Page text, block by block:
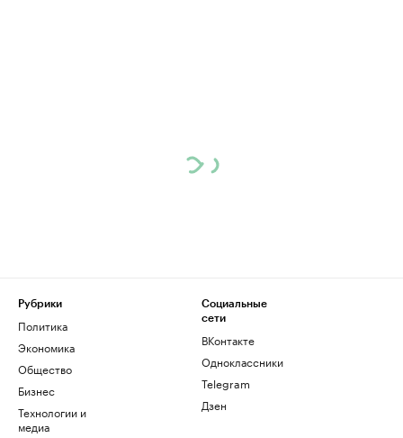
Рубрики
Политика
Экономика
Общество
Бизнес
Технологии и
медиа
Социальные
сети
ВКонтакте
Одноклассники
Telegram
Дзен